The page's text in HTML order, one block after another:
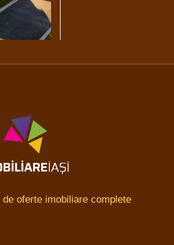
de oferte imobiliare complete